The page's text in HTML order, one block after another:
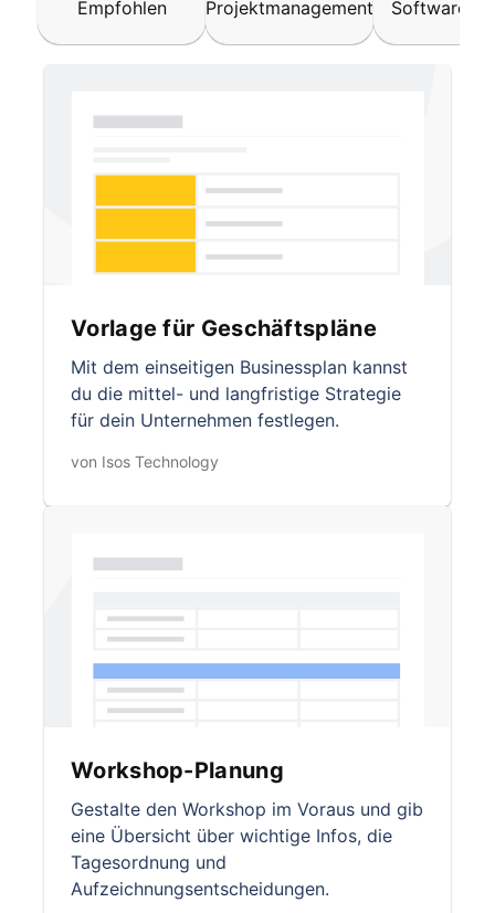
Empfohlen Projektmanagement Software
Vorlage für Geschäftspläne
Mit dem einseitigen Businessplan kannst
du die mittel- und langfristige Strategie
für dein Unternehmen festlegen.
von Isos Technology
Workshop-Planung
Gestalte den Workshop im Voraus und gib
eine Übersicht über wichtige Infos, die
Tagesordnung und
Aufzeichnungsentscheidungen.